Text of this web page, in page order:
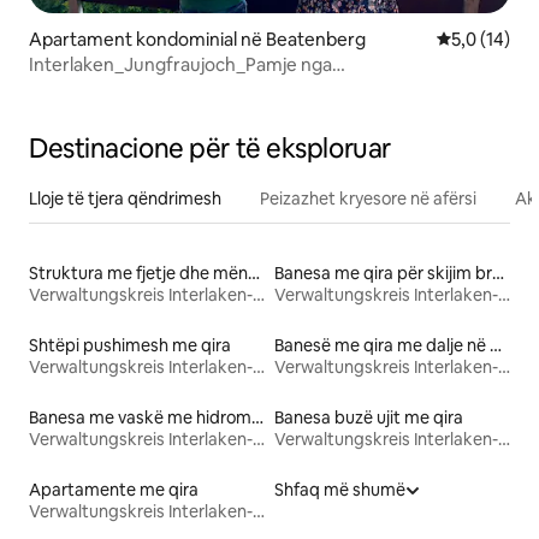
Apartament kondominial në Beatenberg Vlerësimi
5,0 (14)
Interlaken_Jungfraujoch_Pamje nga
Destinacione për të eksploruar
Lloje të tjera qëndrimesh Peizazhet kryesore në afërsi
Struktura me fjetje dhe mëngjes
Verwaltungskreis Interlaken-Oberhasli
Banesa me qira për skijim brenda/jashtë
Verwaltungskreis Interlaken-Oberhasli
Shtëpi pushimesh me qira
Verwaltungskreis Interlaken-Oberhasli
Banesë me qira me dalje në plazh
Verwaltungskreis Interlaken-Oberhasli
Banesa me vaskë me hidromasazh me qira
Verwaltungskreis Interlaken-Oberhasli
Banesa buzë ujit me qira
Verwaltungskreis Interlaken-Oberhasli
Apartamente me qira
Verwaltungskreis Interlaken-Oberhasli
Shfaq më shumë